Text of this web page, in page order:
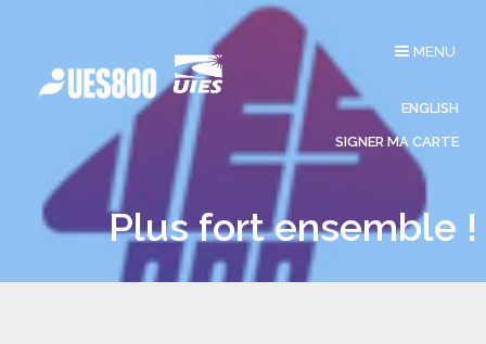
Affichage
MENU
ENGLISH
SIGNER MA CARTE
Plus fort ensemble !